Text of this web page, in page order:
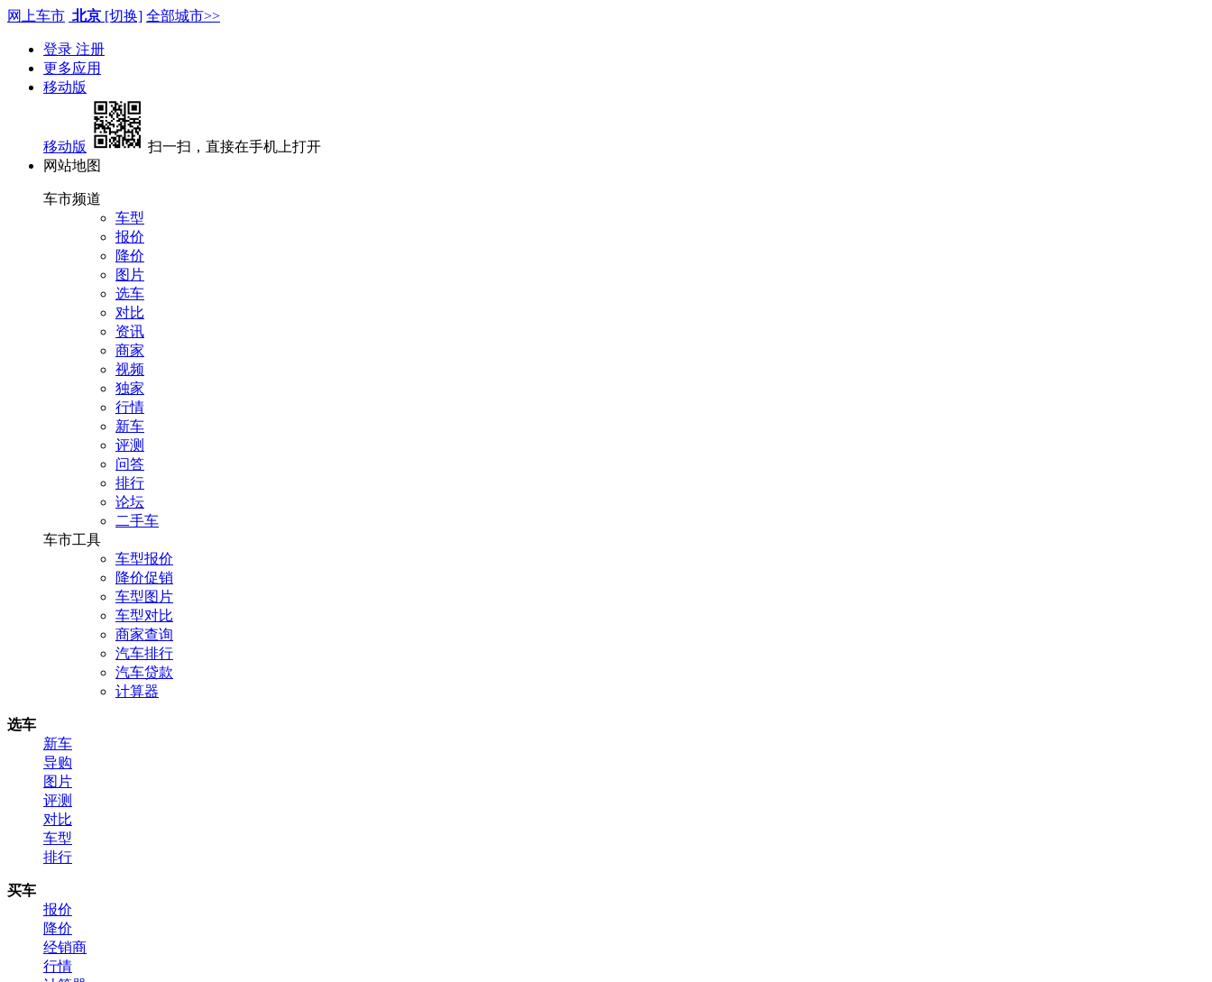
网上车市 北京 [切换] 全部城市>>
登录 注册
更多应用
移动版
移动版
扫一扫，直接在手机上打开
网站地图
车市频道
车型
报价
降价
图片
选车
对比
资讯
商家
视频
独家
行情
新车
评测
问答
排行
论坛
二手车
车市工具
车型报价
降价促销
车型图片
车型对比
商家查询
汽车排行
汽车贷款
计算器
选车
新车
导购
图片
评测
对比
车型
排行
买车
报价
降价
经销商
行情